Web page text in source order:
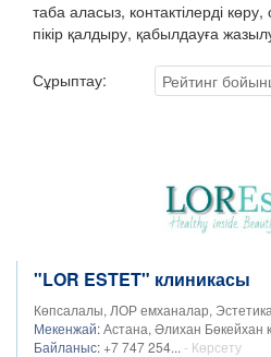
таба аласыз, контактілерді
пікір қалдыру, қабылдауға
Сұрыптау: Рейтинг
"LOR ESTET" клиникасы
Көпсалалы, ЛОР емханалар,
Мекенжай:Астана, ​Әлихан Бөкейхан
Байланыс: +7 747 254... - Көрсету